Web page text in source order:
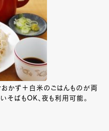
かず＋白米のごはんものが両
そばもOK、夜も利用可能。